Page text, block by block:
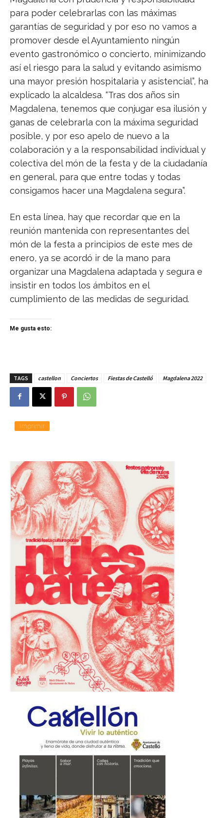
para poder celebrarlas con las máximas
garantías de seguridad y por eso no vamos a
promover desde el Ayuntamiento ningún
evento gastronómico o concierto, minimizando
así el riesgo para la salud y evitando asimismo
una mayor presión hospitalaria y asistencial”, ha
explicado la alcaldesa. “Tras dos años sin
Magdalena, tenemos que conjugar esa ilusión y
ganas de celebrarla con la máxima seguridad
posible, y por eso apelo de nuevo a la
colaboración y a la responsabilidad individual y
colectiva del món de la festa y de la ciudadanía
en general, para que entre todas y todas
consigamos hacer una Magdalena segura”.
En esta línea, hay que recordar que en la
reunión mantenida con representantes del
món de la festa a principios de este mes de
enero, ya se acordó ir de la mano para
organizar una Magdalena adaptada y segura e
insistir en todos los ámbitos en el
cumplimiento de las medidas de seguridad.
Me gusta esto:
TAGS castellon Conciertos Fiestas de Castelló Magdalena 2022
Imprimir